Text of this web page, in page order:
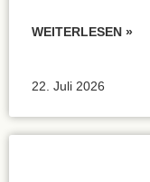
WEITERLESEN »
22. Juli 2026